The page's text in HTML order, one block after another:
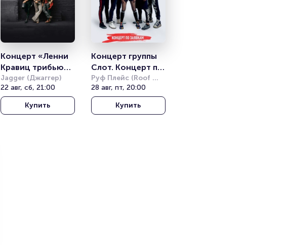
Концерт «Ленни
Кравиц трибьют»
(Lenny Kravitz
tribute)
Jagger (Джаггер)
22 авг, сб, 21:00
Купить
Концерт группы
Слот. Концерт по
заявкам
Руф Плейс (Roof
Place)
28 авг, пт, 20:00
Купить